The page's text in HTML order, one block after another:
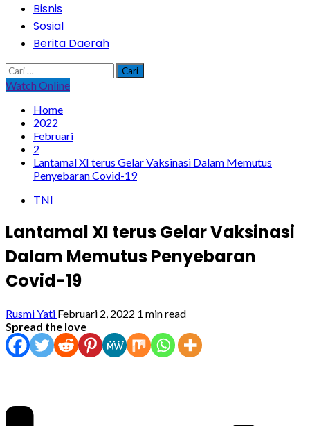
Bisnis
Sosial
Berita Daerah
Cari
untuk:
Watch Online
Home
2022
Februari
2
Lantamal XI terus Gelar Vaksinasi Dalam Memutus
Penyebaran Covid-19
TNI
Lantamal XI terus Gelar Vaksinasi
Dalam Memutus Penyebaran
Covid-19
Rusmi Yati Februari 2, 2022 1 min read
Spread the love